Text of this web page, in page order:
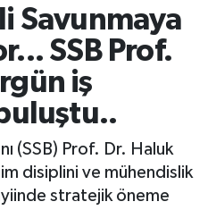
Savunmaya
SSB Prof.
iş
(SSB) Prof. Dr. Haluk
disiplini ve mühendislik
stratejik öneme